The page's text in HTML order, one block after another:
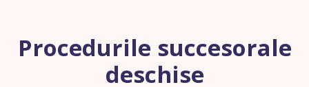
Procedurile succesorale
deschise